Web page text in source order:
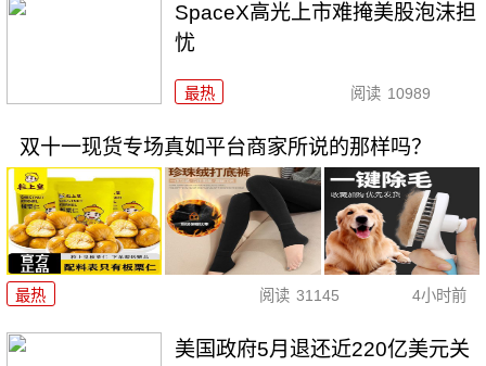
SpaceX高光上市难掩美股泡沫担
忧
最热 阅读 10989
双十一现货专场真如平台商家所说的那样吗？
最热 阅读 31145 4小时前
美国政府5月退还近220亿美元关